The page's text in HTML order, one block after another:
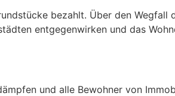
bezahlt. Über den Wegfall
entgegenwirken und das
und alle Bewohner von